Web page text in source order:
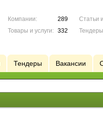
Компании:
289
Товары и услуги:
332
Статьи
Тендеры Вакансии